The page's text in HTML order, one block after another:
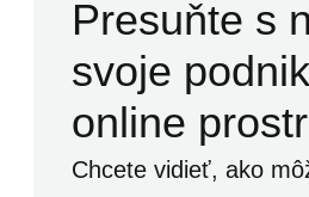
Presuňte s
svoje
online
Chcete vidieť, ako